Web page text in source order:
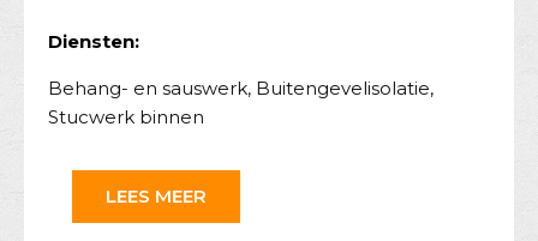
Diensten:
Behang- en sauswerk, Buitengevelisolatie,
Stucwerk binnen
LEES MEER